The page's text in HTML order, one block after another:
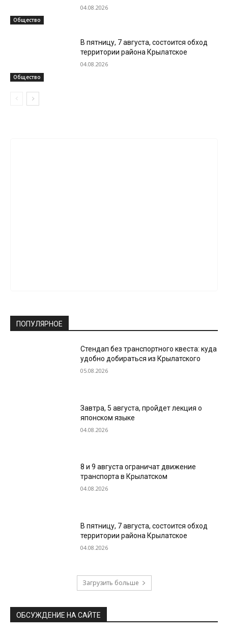
Общество
04.08.2026
Общество
В пятницу, 7 августа, состоится обход
территории района Крылатское
04.08.2026
ПОПУЛЯРНОЕ
Стендап без транспортного квеста: куда
удобно добираться из Крылатского
05.08.2026
Завтра, 5 августа, пройдет лекция о
японском языке
04.08.2026
8 и 9 августа ограничат движение
транспорта в Крылатском
04.08.2026
В пятницу, 7 августа, состоится обход
территории района Крылатское
04.08.2026
Загрузить больше
ОБСУЖДЕНИЕ НА САЙТЕ